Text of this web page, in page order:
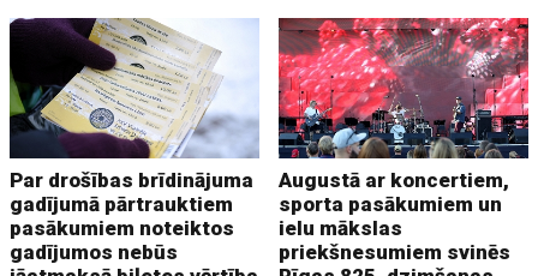
Par drošības brīdinājuma
gadījumā pārtrauktiem
pasākumiem noteiktos
gadījumos nebūs
Augustā ar koncertiem,
sporta pasākumiem un
ielu mākslas
priekšnesumiem svinēs